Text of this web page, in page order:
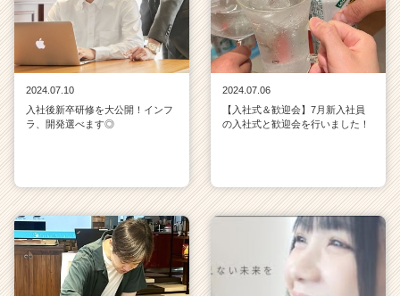
2024.07.10
入社後新卒研修を大公開！インフ
ラ、開発選べます◎
2024.07.06
【入社式＆歓迎会】7月新入社員
の入社式と歓迎会を行いました！